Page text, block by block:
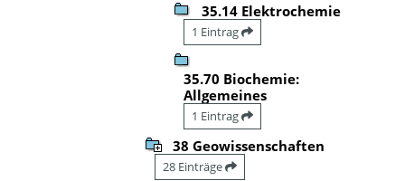
35.14 Elektrochemie
1 Eintrag
35.70 Biochemie:
Allgemeines
1 Eintrag
38 Geowissenschaften
28 Einträge